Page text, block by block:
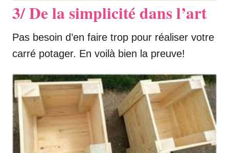
3/ De la simplicité dans l’art
Pas besoin d’en faire trop pour réaliser votre
carré potager. En voilà bien la preuve!